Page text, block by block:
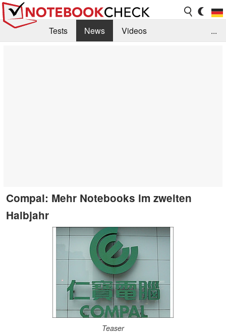
Tests News
Videos
...
Compal: Mehr Notebooks im zweiten
Halbjahr
Teaser